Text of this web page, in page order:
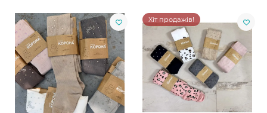
Хіт продажів!